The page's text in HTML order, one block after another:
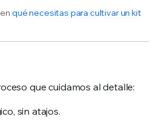
qué necesitas para cultivar un kit
que cuidamos al detalle:
sin atajos.